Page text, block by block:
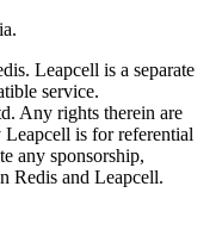
Leapcell is a separate
service.
Any rights therein are
is for referential
any sponsorship,
Redis and Leapcell.